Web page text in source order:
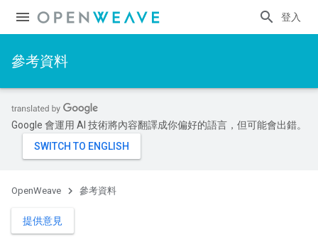
登入
參考資料
Google 會運用 AI 技術將內容翻譯成你偏好的語言，但可能會出錯。
OpenWeave 參考資料
提供意見